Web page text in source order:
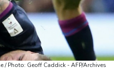
Photo: Geoff Caddick - AFP/Archives